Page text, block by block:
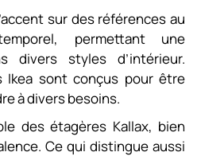
sur des références au
permettant une
divers styles d’intérieur.
Ikea sont conçus pour être
à divers besoins.
des étagères Kallax, bien
Ce qui distingue aussi